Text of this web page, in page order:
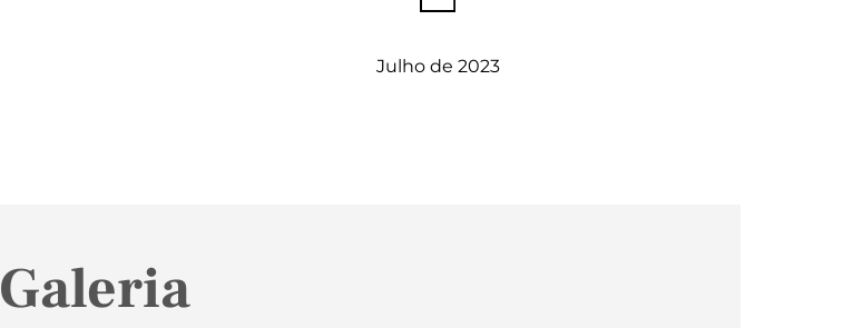
Julho de 2023
Galeria